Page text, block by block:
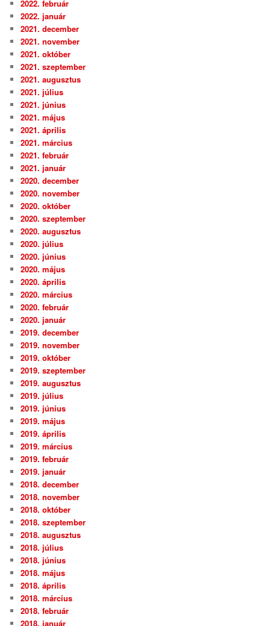
2022. február
2022. január
2021. december
2021. november
2021. október
2021. szeptember
2021. augusztus
2021. július
2021. június
2021. május
2021. április
2021. március
2021. február
2021. január
2020. december
2020. november
2020. október
2020. szeptember
2020. augusztus
2020. július
2020. június
2020. május
2020. április
2020. március
2020. február
2020. január
2019. december
2019. november
2019. október
2019. szeptember
2019. augusztus
2019. július
2019. június
2019. május
2019. április
2019. március
2019. február
2019. január
2018. december
2018. november
2018. október
2018. szeptember
2018. augusztus
2018. július
2018. június
2018. május
2018. április
2018. március
2018. február
2018. január